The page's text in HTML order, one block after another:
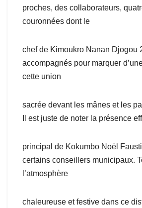
proches, des collaborateurs,
couronnées dont le
chef de Kimoukro Nanan Djogou
accompagnés pour marquer
cette union
sacrée devant les mânes et les
Il est juste de noter la présence
principal de Kokumbo Noël
certains conseillers municipaux.
l’atmosphère
chaleureuse et festive dans ce